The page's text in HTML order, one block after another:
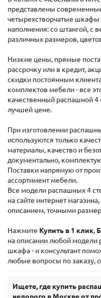
представлены
четырехстворчатые
наполнения: со штангой, с
различных размеров,
Низкие цены, прямые
рассрочку или в кредит,
скидки постоянным
комплектов мебели - все
качественный распашной
лучшей цене.
При изготовлении
используются только
материалы, качество и
документально,
Поставки напрямую от
ассортимент мебели.
Все модели распашных 4
на сайте интернет
описанием, точными
Нажмите Купить в 1 клик,
на описании любой модели
шкафа - и консультант
любые вопросы по заказу,
Ищете, где купить
недорого в Москве от